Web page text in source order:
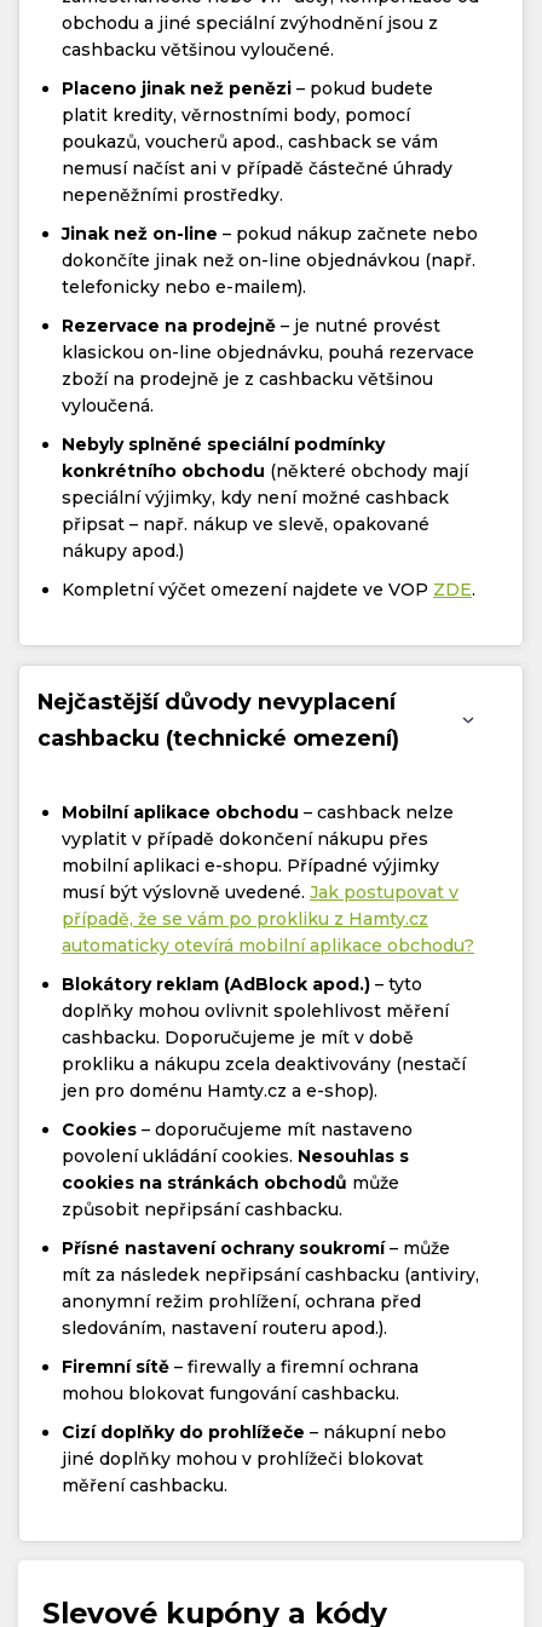
obchodu a jiné speciální zvýhodnění jsou z
cashbacku většinou vyloučené.
Placeno jinak než penězi – pokud budete
platit kredity, věrnostními body, pomocí
poukazů, voucherů apod., cashback se vám
nemusí načíst ani v případě částečné úhrady
nepeněžními prostředky.
Jinak než on-line – pokud nákup začnete nebo
dokončíte jinak než on-line objednávkou (např.
telefonicky nebo e-mailem).
Rezervace na prodejně – je nutné provést
klasickou on-line objednávku, pouhá rezervace
zboží na prodejně je z cashbacku většinou
vyloučená.
Nebyly splněné speciální podmínky
konkrétního obchodu (některé obchody mají
speciální výjimky, kdy není možné cashback
připsat – např. nákup ve slevě, opakované
nákupy apod.)
Kompletní výčet omezení najdete ve VOP ZDE.
Nejčastější důvody nevyplacení
cashbacku (technické omezení)
Mobilní aplikace obchodu – cashback nelze
vyplatit v případě dokončení nákupu přes
mobilní aplikaci e-shopu. Případné výjimky
musí být výslovně uvedené. Jak postupovat v
případě, že se vám po prokliku z Hamty.cz
automaticky otevírá mobilní aplikace obchodu?
Blokátory reklam (AdBlock apod.) – tyto
doplňky mohou ovlivnit spolehlivost měření
cashbacku. Doporučujeme je mít v době
prokliku a nákupu zcela deaktivovány (nestačí
jen pro doménu Hamty.cz a e-shop).
Cookies – doporučujeme mít nastaveno
povolení ukládání cookies. Nesouhlas s
cookies na stránkách obchodů může
způsobit nepřipsání cashbacku.
Přísné nastavení ochrany soukromí– může
mít za následek nepřipsání cashbacku (antiviry,
anonymní režim prohlížení, ochrana před
sledováním, nastavení routeru apod.).
Firemní sítě – firewally a firemní ochrana
mohou blokovat fungování cashbacku.
Cizí doplňky do prohlížeče – nákupní nebo
jiné doplňky mohou v prohlížeči blokovat
měření cashbacku.
Slevové kupóny a kódy